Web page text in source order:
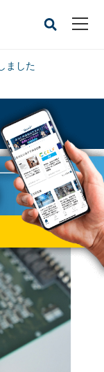
ました
ックシステム」を開発